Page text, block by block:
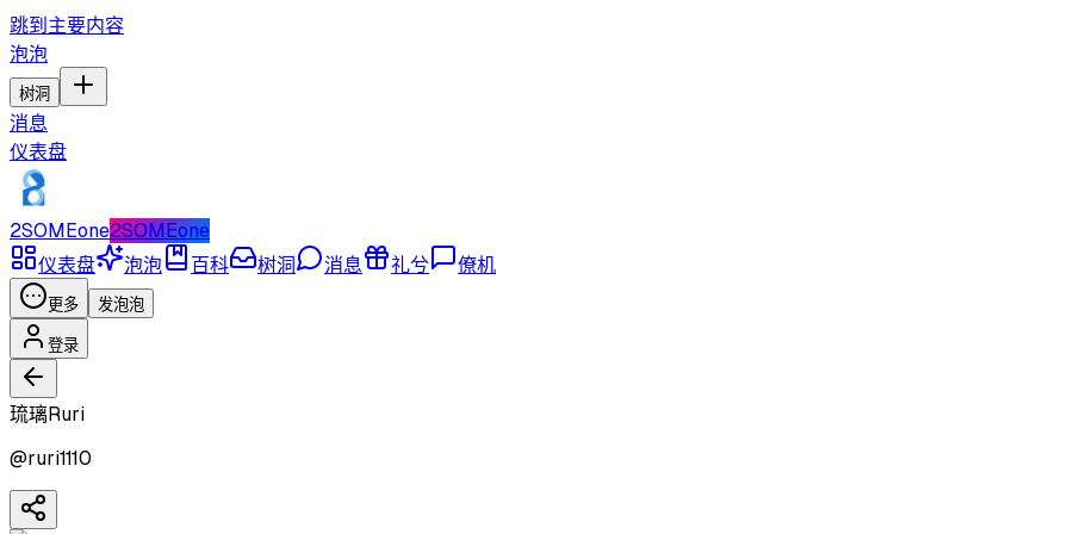
跳到主要内容
泡泡
树洞
消息
仪表盘
2SOMEone2SOMEone
仪表盘
泡泡 百科 树洞 消息 礼兮 僚机
更多 发泡泡
登录
琉璃Ruri
@ruri1110